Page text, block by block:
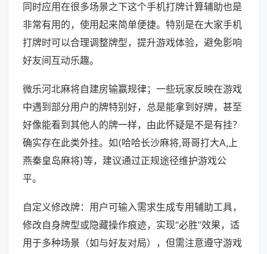
同时应用在很多场景之下这个手机打牌计算辅助也是
非常有用的，使用起来简单便捷。特别是在大家手机
打牌时可以合理调整牌型，提升游戏体验，避免影响
好友间互动乐趣。
微乐河北麻将自建房输赢规律；一些玩家反映在游戏
中遇到部分用户的牌特别好，总是能拿到好牌，甚至
好像能看到其他人的牌一样，由此怀疑是不是有挂？
确实存在此类外挂。如(哈哈长沙麻将,哥哥打大A,上
燕秦皇岛麻将)等，建议通过正规途径维护游戏公
平。
自定义修改牌：用户可输入需求生成专用辅助工具，
修改自身牌型或隐藏操作痕迹，实现“必胜”效果，适
用于多种场景（如与好友对局），但需注意遵守游戏